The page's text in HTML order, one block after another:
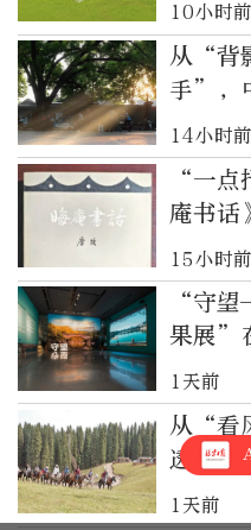
10小时前
从“背
手”，
14小时前
“一
庵书
15小时前
“守
果展”
1天前
从“
透过
1天前